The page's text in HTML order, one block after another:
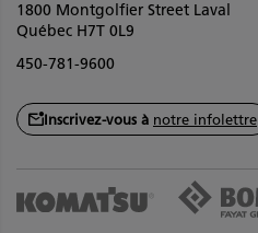
1800 Montgolfier Street Laval
Québec H7T 0L9
450-781-9600
Inscrivez-vous à notre infolettre